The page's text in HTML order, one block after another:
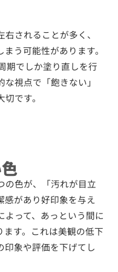
されることが多く、
う可能性があります。
期でしか塗り直しを行
視点で「飽きない」
です。
の色が、「汚れが目立
があり好印象を与え
って、あっという間に
す。これは美観の低下
印象や評価を下げてし